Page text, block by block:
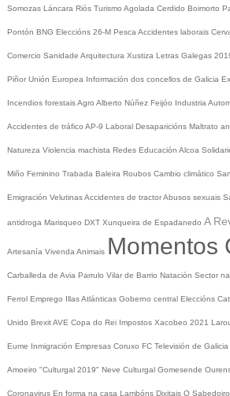
Somozas Láncara Riós Turismo Agolada Cerdido Boimorto
Pontón BNG Eleccións 26-M Pesca Accidentes laborais
Comercio Sanidade Arquitectura Xustiza Letras Galegas
Piñor Unión Europea Información dos concellos de Galicia
Incendios forestaisAgro Alberto Núñez Feijóo Industria
Accidentes de tráfico AP-9 Laboral Desaparicións Maltrato
Natureza Violencia machista Redes Educación Alcoa
Miño Feminino Trabada Baleira Roubos Cambio climático
Emigración VelutinasAccidentes de tractorAbusos sexuais
antidroga Marisqueo DXT Xunqueira de Espadanedo A
Artesanía Vivenda Animais Momentos
Carballeda de Avia Parrulo Vilar de Barrio Natación Sector
Ferrol Emprego Illas Atlánticas Goberno central Eleccións
Unido BrexitAVE Copa do Rei Impostos Xacobeo 2021
Eume Inmigración Empresas Coruxo FC Televisión de Galicia
Amoeiro "Culturgal 2019" Neve Culturgal Gomesende
Coronavirus En forma na casa Lambóns Dixitais O Sabedoiro